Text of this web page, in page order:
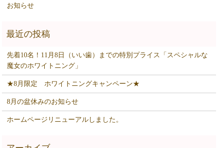
お知らせ
先着10名！11月8日（いい歯）までの特別プライス「スペシャルな
魔女のホワイトニング」
★8月限定 ホワイトニングキャンペーン★
8月の盆休みのお知らせ
ホームページリニューアルしました。